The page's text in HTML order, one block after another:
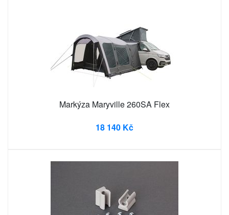
Markýza Maryville 260SA Flex
18 140 Kč